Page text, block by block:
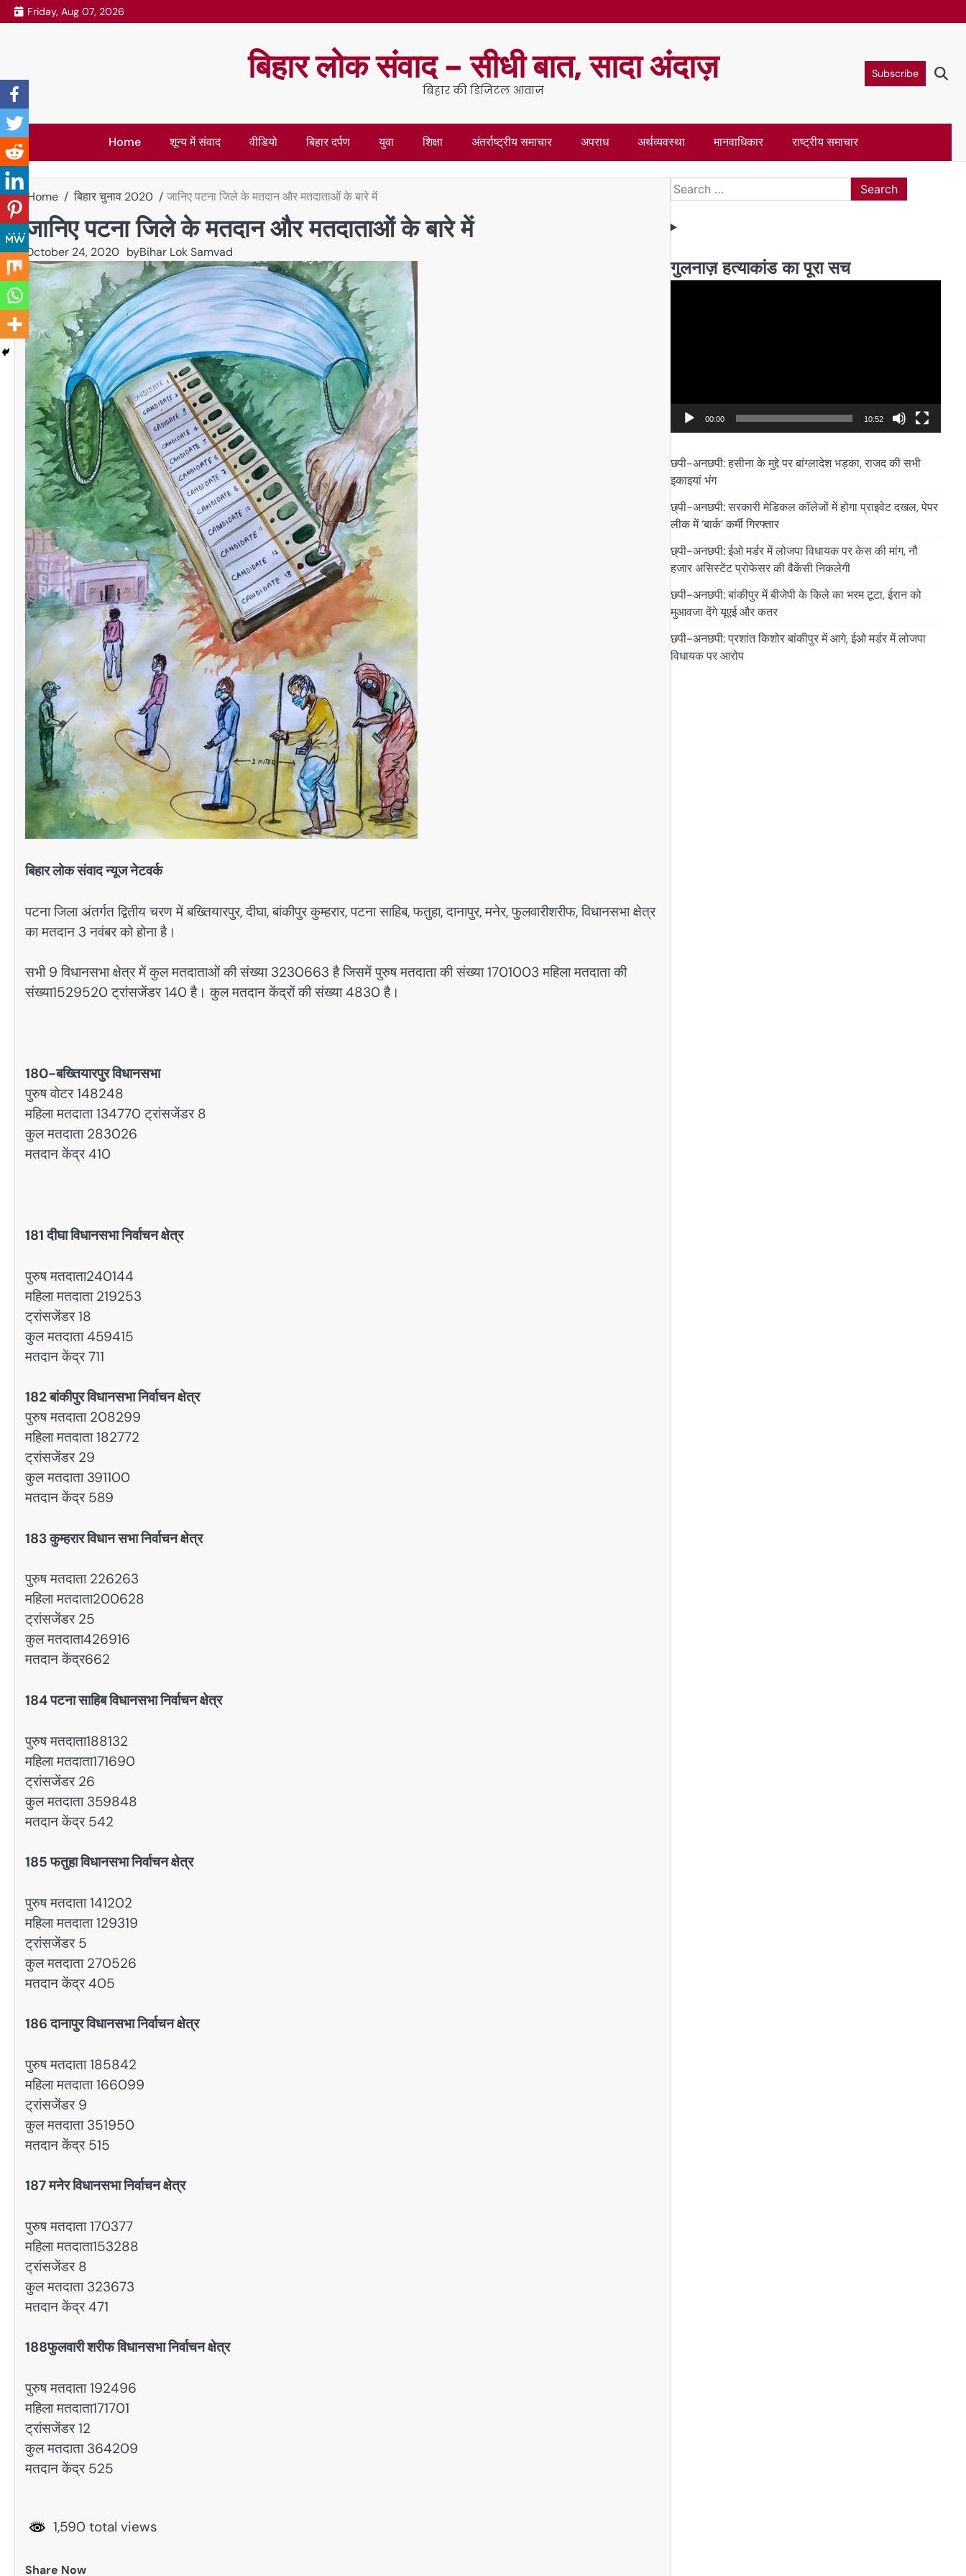
Skip
to
Friday, Aug 07, 2026
बिहार लोक संवाद – सीधी बात, सादा अंदाज़
बिहार की डिजिटल आवाज़
Subscribe
Home शून्य में संवाद वीडियो बिहार दर्पण युवा शिक्षा अंतर्राष्ट्रीय समाचार अपराध अर्थव्यवस्था मानवाधिकार राष्ट्रीय समाचार
Home बिहार चुनाव 2020 जानिए पटना जिले के मतदान और मतदाताओं के बारे में
जानिए पटना जिले के मतदान और मतदाताओं के बारे में
October 24, 2020 byBihar Lok Samvad
बिहार लोक संवाद न्यूज नेटवर्क
पटना जिला अंतर्गत द्वितीय चरण में बख्तियारपुर, दीघा, बांकीपुर कुम्हरार, पटना साहिब, फतुहा, दानापुर, मनेर, फुलवारीशरीफ, विधानसभा क्षेत्र
का मतदान 3 नवंबर को होना है।
सभी 9 विधानसभा क्षेत्र में कुल मतदाताओं की संख्या 3230663 है जिसमें पुरुष मतदाता की संख्या 1701003 महिला मतदाता की
संख्या1529520 ट्रांसजेंडर 140 है। कुल मतदान केंद्रों की संख्या 4830 है।
180-बख्तियारपुर विधानसभा
पुरुष वोटर 148248
महिला मतदाता 134770 ट्रांसजेंडर 8
कुल मतदाता 283026
मतदान केंद्र 410
181 दीघा विधानसभा निर्वाचन क्षेत्र
पुरुष मतदाता240144
महिला मतदाता 219253
ट्रांसजेंडर 18
कुल मतदाता 459415
मतदान केंद्र 711
182 बांकीपुर विधानसभा निर्वाचन क्षेत्र
पुरुष मतदाता 208299
महिला मतदाता 182772
ट्रांसजेंडर 29
कुल मतदाता 391100
मतदान केंद्र 589
183 कुम्हरार विधान सभा निर्वाचन क्षेत्र
पुरुष मतदाता 226263
महिला मतदाता200628
ट्रांसजेंडर 25
कुल मतदाता426916
मतदान केंद्र662
184 पटना साहिब विधानसभा निर्वाचन क्षेत्र
पुरुष मतदाता188132
महिला मतदाता171690
ट्रांसजेंडर 26
कुल मतदाता 359848
मतदान केंद्र 542
185 फतुहा विधानसभा निर्वाचन क्षेत्र
पुरुष मतदाता 141202
महिला मतदाता 129319
ट्रांसजेंडर 5
कुल मतदाता 270526
मतदान केंद्र 405
186 दानापुर विधानसभा निर्वाचन क्षेत्र
पुरुष मतदाता 185842
महिला मतदाता 166099
ट्रांसजेंडर 9
कुल मतदाता 351950
मतदान केंद्र 515
187 मनेर विधानसभा निर्वाचन क्षेत्र
पुरुष मतदाता 170377
महिला मतदाता153288
ट्रांसजेंडर 8
कुल मतदाता 323673
मतदान केंद्र 471
188फुलवारी शरीफ विधानसभा निर्वाचन क्षेत्र
पुरुष मतदाता 192496
महिला मतदाता171701
ट्रांसजेंडर 12
कुल मतदाता 364209
मतदान केंद्र 525
1,590 total views
Share Now
Search
for:
गुलनाज़ हत्याकांड का पूरा सच
00:00 10:52
छपी-अनछपी: हसीना के मुद्दे पर बांग्लादेश भड़का, राजद की सभी
इकाइयां भंग
छ्पी-अनछपी: सरकारी मेडिकल कॉलेजों में होगा प्राइवेट दखल, पेपर
लीक में ‘बार्क’ कर्मी गिरफ्तार
छ्पी-अनछपी: ईओ मर्डर में लोजपा विधायक पर केस की मांग, नौ
हजार असिस्टेंट प्रोफेसर की वैकेंसी निकलेगी
छपी-अनछपी: बांकीपुर में बीजेपी के किले का भरम टूटा, ईरान को
मुआवजा देंगे यूएई और कतर
छपी-अनछपी: प्रशांत किशोर बांकीपुर में आगे, ईओ मर्डर में लोजपा
विधायक पर आरोप